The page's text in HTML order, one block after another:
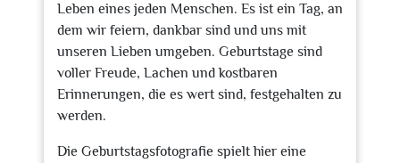
Leben eines jeden Menschen. Es ist ein Tag, an
dem wir feiern, dankbar sind und uns mit
unseren Lieben umgeben. Geburtstage sind
voller Freude, Lachen und kostbaren
Erinnerungen, die es wert sind, festgehalten zu
werden.
Die Geburtstagsfotografie spielt hier eine